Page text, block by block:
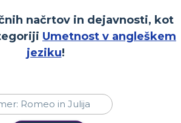
načrtov in dejavnosti, kot
Umetnost v angleškem
jeziku!